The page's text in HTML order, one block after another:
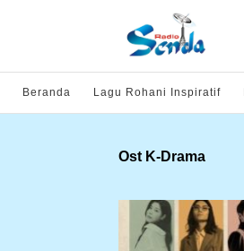
Beranda Lagu Rohani Inspiratif
Ost K-Drama